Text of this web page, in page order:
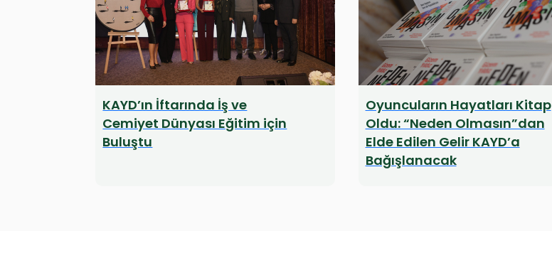
KAYD’ın İftarında İş ve
Cemiyet Dünyası Eğitim için
Buluştu
Oyuncuların Hayatları Kitap
Oldu: “Neden Olmasın”dan
Elde Edilen Gelir KAYD’a
Bağışlanacak